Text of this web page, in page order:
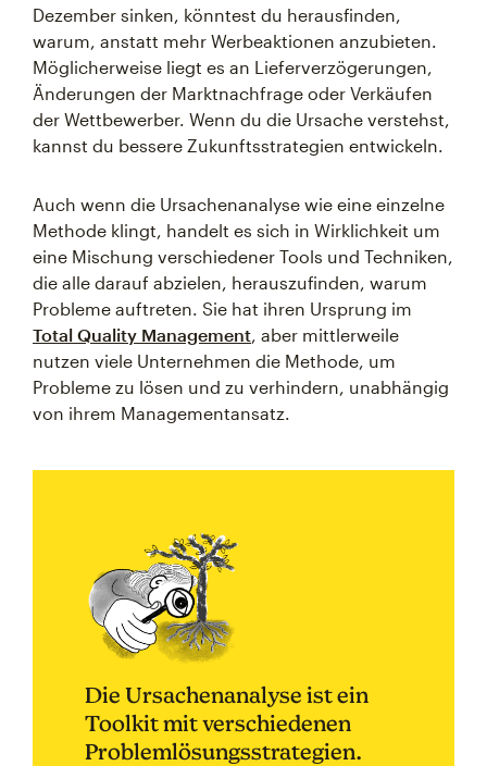
Dezember sinken, könntest du herausfinden,
warum, anstatt mehr Werbeaktionen anzubieten.
Möglicherweise liegt es an Lieferverzögerungen,
Änderungen der Marktnachfrage oder Verkäufen
der Wettbewerber. Wenn du die Ursache verstehst,
kannst du bessere Zukunftsstrategien entwickeln.
Auch wenn die Ursachenanalyse wie eine einzelne
Methode klingt, handelt es sich in Wirklichkeit um
eine Mischung verschiedener Tools und Techniken,
die alle darauf abzielen, herauszufinden, warum
Probleme auftreten. Sie hat ihren Ursprung im
Total Quality Management, aber mittlerweile
nutzen viele Unternehmen die Methode, um
Probleme zu lösen und zu verhindern, unabhängig
von ihrem Managementansatz.
Die Ursachenanalyse ist ein
Toolkit mit verschiedenen
Problemlösungsstrategien.